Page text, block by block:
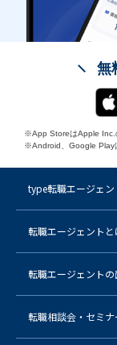
無
※App StoreはApple Inc.
※Android、Google Play
type転職エージェン
転職エージェントと
転職エージェントの
転職相談会・セミナ